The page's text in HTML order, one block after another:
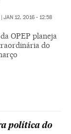
| JAN 12, 2016 - 12:58
OPEP planeja
do
política do